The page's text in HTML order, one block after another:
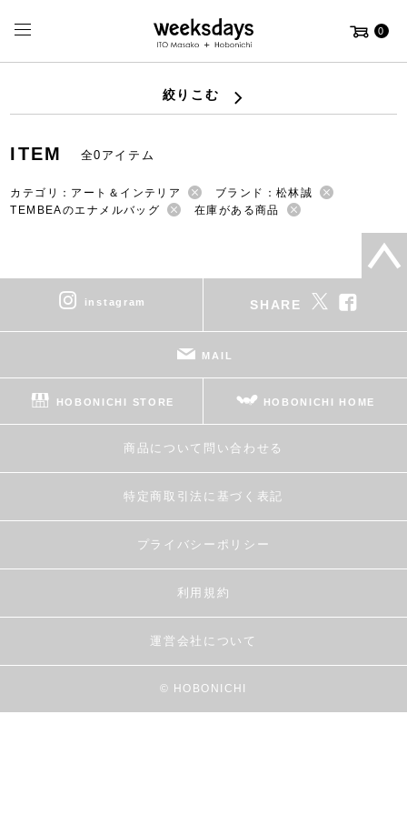
0
絞りこむ
ITEM 全0アイテム
カテゴリ：アート＆インテリア
ブランド：松林誠
TEMBEAのエナメルバッグ
在庫がある商品
instagram SHARE
MAIL
HOBONICHI STORE HOBONICHI HOME
商品について問い合わせる
特定商取引法に基づく表記
プライバシーポリシー
利用規約
運営会社について
© HOBONICHI